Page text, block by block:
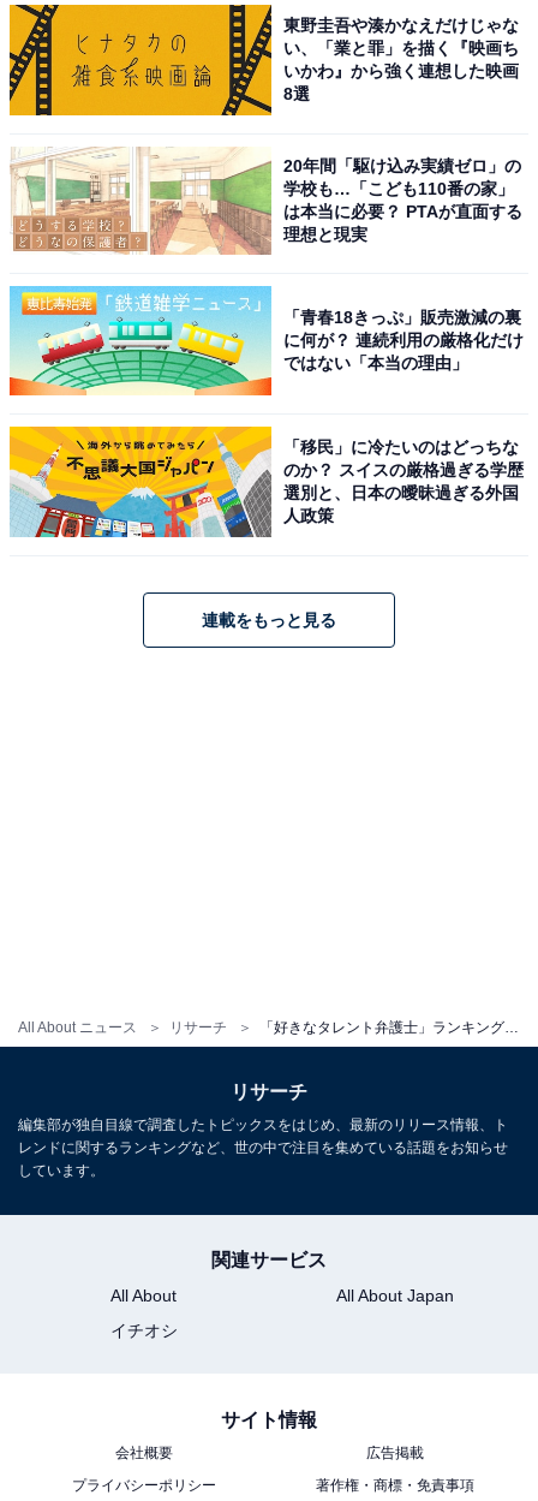
All About ニュース リサーチ
東野圭吾や湊かなえだけじゃな
い、「業と罪」を描く『映画ち
いかわ』から強く連想した映画
8選
20年間「駆け込み実績ゼロ」の
学校も…「こども110番の家」
は本当に必要？ PTAが直面する
理想と現実
「青春18きっぷ」販売激減の裏
に何が？ 連続利用の厳格化だけ
ではない「本当の理由」
「移民」に冷たいのはどっちな
のか？ スイスの厳格過ぎる学歴
選別と、日本の曖昧過ぎる外国
人政策
連載をもっと見る
リサーチ
編集部が独自目線で調査したトピックスをはじめ、最新のリリース情報、ト
レンドに関するランキングなど、世の中で注目を集めている話題をお知らせ
しています。
関連サービス
All About
All About Japan
イチオシ
サイト情報
会社概要
広告掲載
プライバシーポリシー
著作権・商標・免責事項